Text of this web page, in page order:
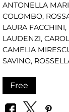
ANTONELLA
COLOMBO,
LAURA
LAUDENZI,
CAMELIA
SAVINO,
Free